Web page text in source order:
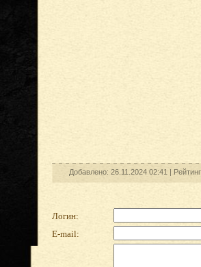
Добавлено: 26.11.2024 02:41 |
Логин:
E-mail: